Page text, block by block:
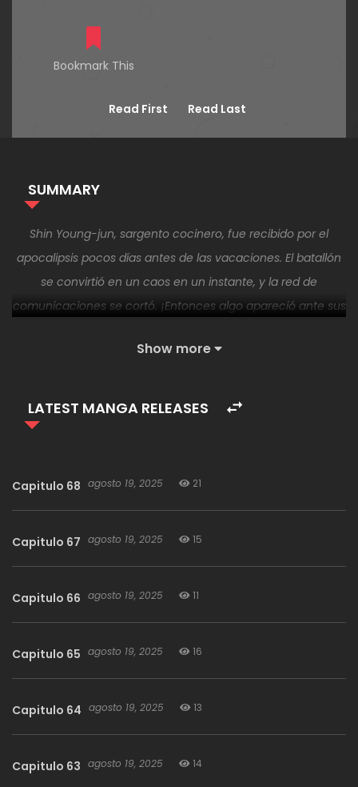
Bookmark This
Read First Read Last
SUMMARY
Shin Young-jun, sargento cocinero, fue recibido por el
apocalipsis pocos días antes de las vacaciones. El batallón
se convirtió en un caos en un instante, y la red de
comunicaciones se cortó. ¡Entonces algo apareció ante sus
Lv.1] Si hubiera sido un guerrero o un asesino, habría
chef, que obviamente es un trabajo de apoyo. No hay nada
que hacer si es así. «De aquí en adelante, te alimentaré».
Show more
LATEST MANGA RELEASES
Capitulo 68 agosto 19, 2025 21
Capitulo 67 agosto 19, 2025 15
Capitulo 66 agosto 19, 2025 11
Capitulo 65 agosto 19, 2025 16
Capitulo 64 agosto 19, 2025 13
Capitulo 63 agosto 19, 2025 14